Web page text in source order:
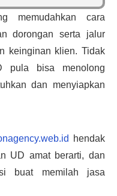
memudahkan cara
dorongan serta jalur
keinginan klien. Tidak
pula bisa menolong
dan menyiapkan
hendak
UD amat berarti, dan
buat memilah jasa